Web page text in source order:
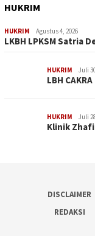
HUKRIM
HUKRIM Agustus 4, 2026
LKBH LPKSM Satria
HUKRIM Juli
LBH
HUKRIM Juli
Klinik
DISCLAIMER
REDAKSI